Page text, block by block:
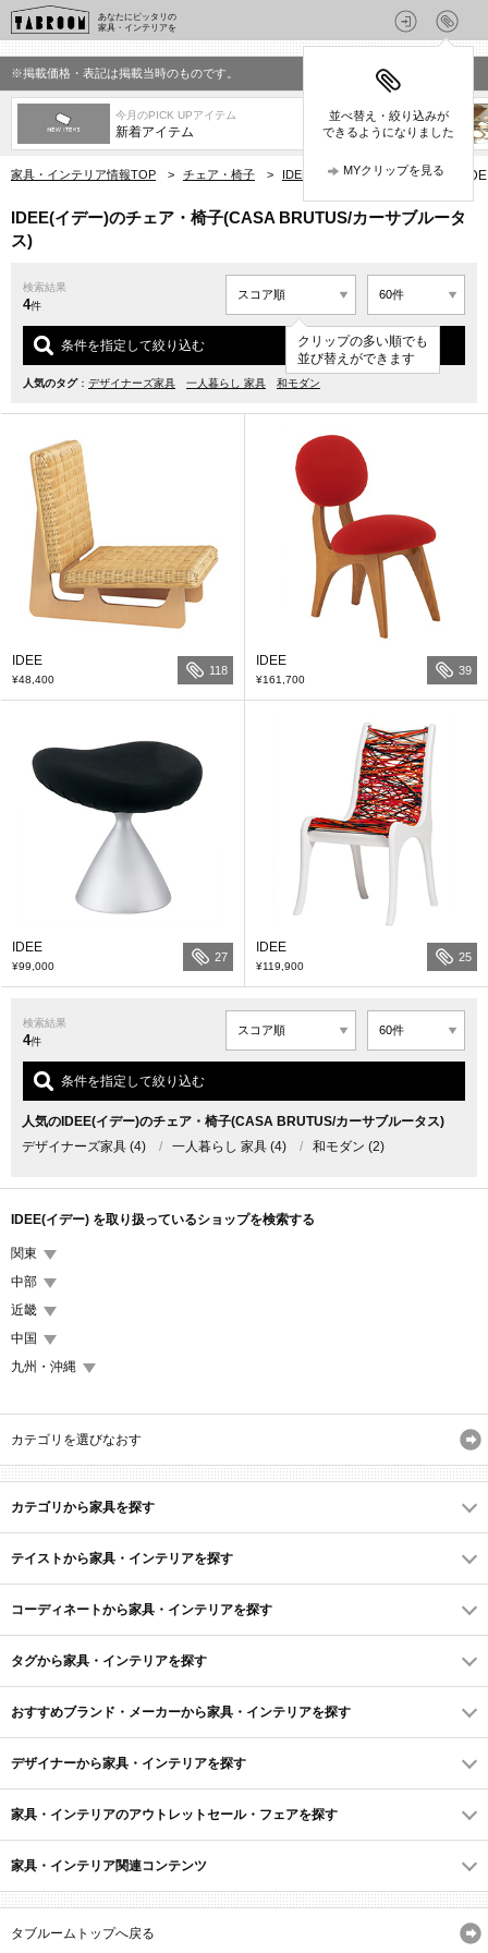
あなたにピッタリの
家具・インテリアを
並べ替え・絞り込みが
できるようになりました
MYクリップを見る
※掲載価格・表記は掲載当時のものです。
今月のPICK UPアイテム
新着アイテム
家具・インテリア情報TOP > チェア・椅子 > IDEE(イデー)のチェア・椅子
IDEE(イデー)のチェア・椅子(CASA BRUTUS/カーサブルータ
ス)
検索結果
4件
クリップの多い順でも
並び替えができます
条件を指定して絞り込む
人気のタグ： デザイナーズ家具 一人暮らし 家具 和モダン
IDEE
¥48,400
118
IDEE
¥161,700
39
IDEE
¥99,000
27
IDEE
¥119,900
25
検索結果
4件
条件を指定して絞り込む
人気のIDEE(イデー)のチェア・椅子(CASA BRUTUS/カーサブルータス)
デザイナーズ家具 (4) / 一人暮らし 家具 (4) / 和モダン (2)
IDEE(イデー) を取り扱っているショップを検索する
関東
中部
近畿
中国
九州・沖縄
カテゴリを選びなおす
カテゴリから家具を探す
テイストから家具・インテリアを探す
コーディネートから家具・インテリアを探す
タグから家具・インテリアを探す
おすすめブランド・メーカーから家具・インテリアを探す
デザイナーから家具・インテリアを探す
家具・インテリアのアウトレットセール・フェアを探す
家具・インテリア関連コンテンツ
タブルームトップへ戻る